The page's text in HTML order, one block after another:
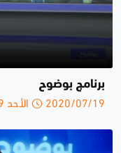
برنامج بوضوح
2020/07/19 الأحد 23:29 م